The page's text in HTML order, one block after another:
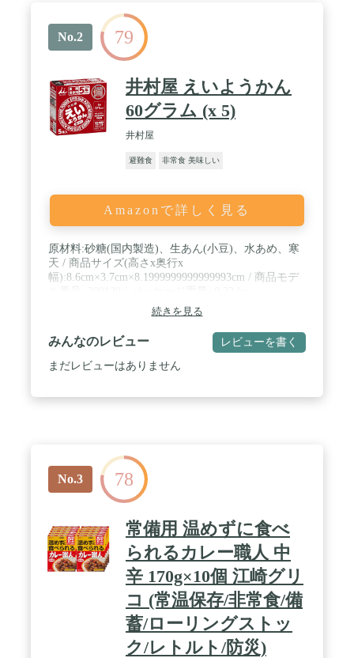
No.2 79
井村屋 えいようかん
60グラム (x 5)
井村屋
避難食 非常食 美味しい
Amazonで詳しく見る
原材料:砂糖(国内製造)、生あん(小豆)、水あめ、寒
天 / 商品サイズ(高さx奥行x
幅):8.6cm×3.7cm×8.1999999999999993cm / 商品モデ
続きを見る
みんなのレビュー レビューを書く
まだレビューはありません
No.3 78
常備用 温めずに食べ
られるカレー職人 中
辛 170g×10個 江崎グリ
コ (常温保存/非常食/備
蓄/ローリングストッ
ク/レトルト/防災)